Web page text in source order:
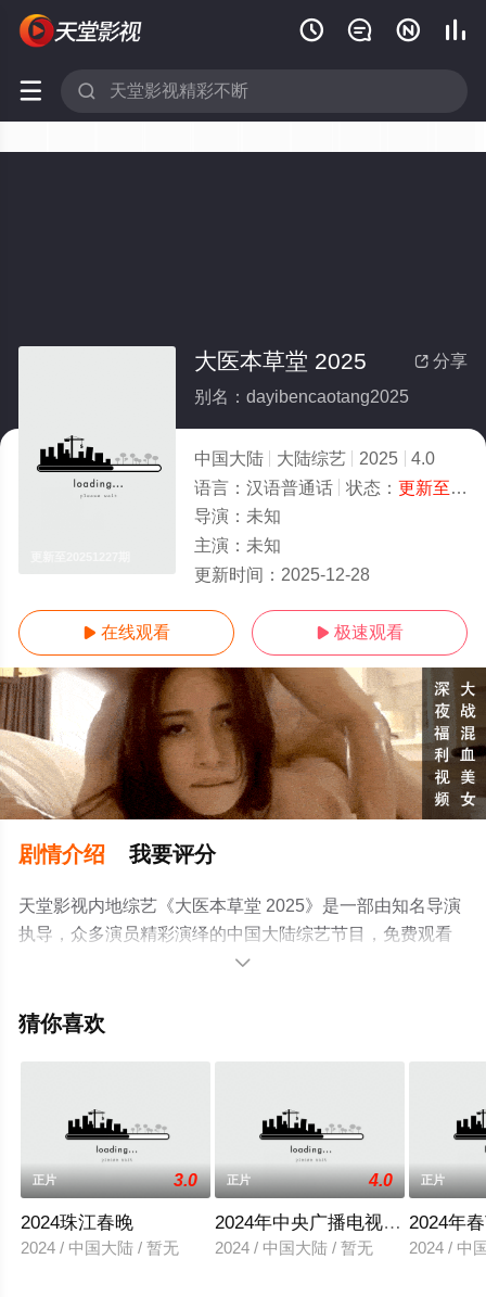
   
 
 分享
大医本草堂 2025
别名：dayibencaotang2025
中国大陆 大陆综艺 2025
4.0
语言： 汉语普通话 状态： 更新至20251227期
导演： 未知
主演： 未知
更新时间： 2025-12-28
 在线观看  极速观看
剧情介绍 我要评分
天堂影视内地综艺《大医本草堂 2025》是一部由知名导演
执导，众多演员精彩演绎的中国大陆综艺节目，免费观看
高清未删减完整版综艺节目就上天堂电影网，更多相关信

猜你喜欢
正片 3.0
2024珠江春晚
2024 / 中国大陆 / 暂无
正片 4.0
2024年中央广播电视总台春节联
2024 / 中国大陆 / 暂无
正片
2024年
2024 / 中